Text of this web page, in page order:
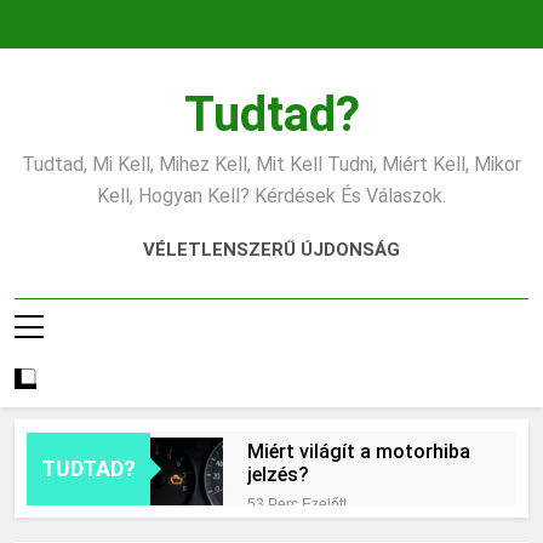
Tudtad?
Tudtad, Mi Kell, Mihez Kell, Mit Kell Tudni, Miért Kell, Mikor
Kell, Hogyan Kell? Kérdések És Válaszok.
VÉLETLENSZERŰ ÚJDONSÁG
TUDTAD?
Miért világít a motorhiba
jelzés?
53 Perc Ezelőtt